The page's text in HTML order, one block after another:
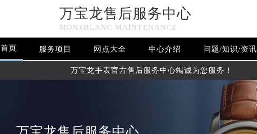
万宝龙售后服务中心
MONTBLANC MAINTENANCE
首页 服务项目 网点大全 中心介绍 问题/知识/资讯
万宝龙手表官方售后服务中心竭诚为您服务！